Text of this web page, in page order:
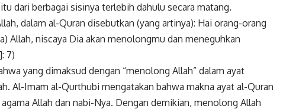
dari berbagai sisinya terlebih dahulu secara matang.
dalam al-Quran disebutkan (yang artinya): Hai orang-orang
Allah, niscaya Dia akan menolongmu dan meneguhkan
7)
yang dimaksud dengan “menolong Allah” dalam ayat
Al-Imam al-Qurthubi mengatakan bahwa makna ayat al-Quran
Allah dan nabi-Nya. Dengan demikian, menolong Allah